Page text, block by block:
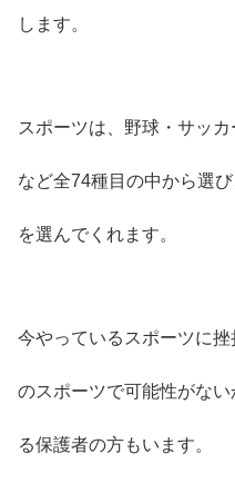
します。
スポーツは、野球・サッ
など全74種目の中から選
を選んでくれます。
今やっているスポーツに
のスポーツで可能性がな
る保護者の方もいます。